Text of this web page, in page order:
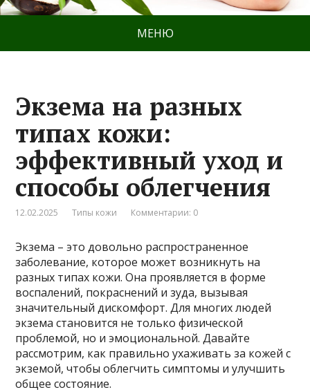
МЕНЮ
Экзема на разных
типах кожи:
эффективный уход и
способы облегчения
12.02.2025 Типы кожи Комментарии: 0
Экзема – это довольно распространенное
заболевание, которое может возникнуть на
разных типах кожи. Она проявляется в форме
воспалений, покраснений и зуда, вызывая
значительный дискомфорт. Для многих людей
экзема становится не только физической
проблемой, но и эмоциональной. Давайте
рассмотрим, как правильно ухаживать за кожей с
экземой, чтобы облегчить симптомы и улучшить
общее состояние.